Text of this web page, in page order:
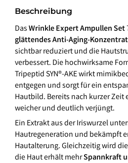
Beschreibung
DasWrinkle Expert Ampullen Set
glättendes Anti-Aging-Konzentrat
sichtbar reduziert und die
verbessert. Die hochwirksame
Tripeptid SYN®-AKE wirkt
entgegen und sorgt für ein
Hautbild. Bereits nach kurzer Zeit
weicher und deutlich verjüngt.
Ein Extrakt aus der Iriswurzel
Hautregeneration und bekämpft
Hautalterung. Gleichzeitig wird
die Haut erhält mehrSpannkraft